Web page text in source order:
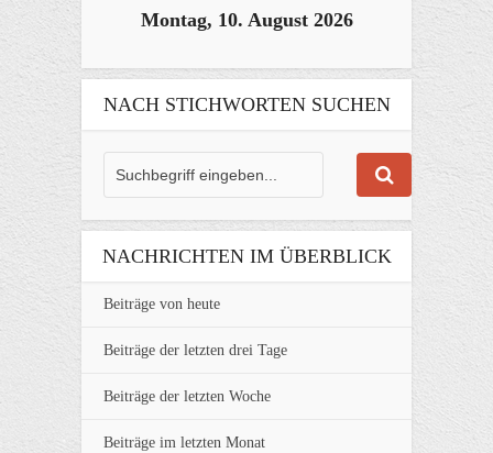
Montag, 10. August 2026
NACH STICHWORTEN SUCHEN
NACHRICHTEN IM ÜBERBLICK
Beiträge von heute
Beiträge der letzten drei Tage
Beiträge der letzten Woche
Beiträge im letzten Monat